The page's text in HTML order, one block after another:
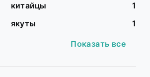
китайцы
1
якуты
1
Показать все